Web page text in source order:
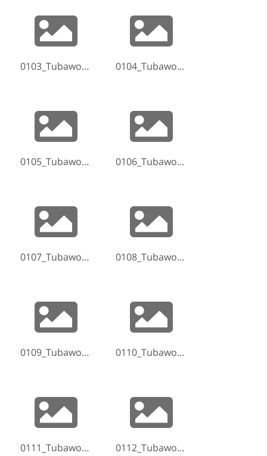
0103_Tubaworkshop-Hammelburg-2017-170521-224246.jpg 0104_Tubaworkshop-Hammelburg-2017-170522-163320.jpg
0105_Tubaworkshop-Hammelburg-2017-170522-164938.jpg 0106_Tubaworkshop-Hammelburg-2017-170522-171742.jpg
0107_Tubaworkshop-Hammelburg-2017-170522-173112.jpg 0108_Tubaworkshop-Hammelburg-2017-170522-173341.jpg
0109_Tubaworkshop-Hammelburg-2017-170522-174648.jpg 0110_Tubaworkshop-Hammelburg-2017-170522-184717.jpg